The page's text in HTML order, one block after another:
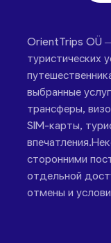
OrientTrips OÜ
туристических
выбранные
трансферы,
SIM-карты,
сторонними
отдельной
отмены и